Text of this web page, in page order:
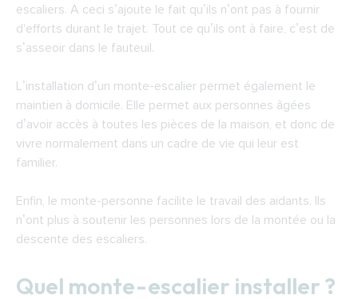
escaliers. A ceci s’ajoute le fait qu’ils n’ont pas à fournir
d'efforts durant le trajet. Tout ce qu’ils ont à faire, c’est de
s’asseoir dans le fauteuil.
L’installation d’un monte-escalier permet également le
maintien à domicile. Elle permet aux personnes âgées
d’avoir accès à toutes les pièces de la maison, et donc de
vivre normalement dans un cadre de vie qui leur est
familier.
Enfin, le monte-personne facilite le travail des aidants. Ils
n’ont plus à soutenir les personnes lors de la montée ou la
descente des escaliers.
Quel monte-escalier installer ?